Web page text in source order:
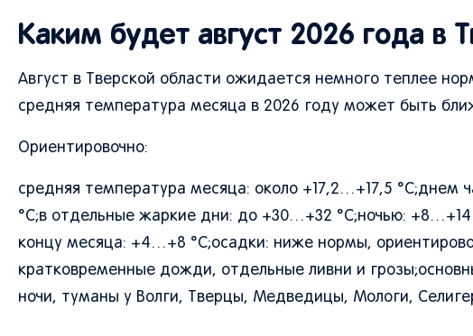
Каким будет август 2026 года в
Август в Тверской области ожидается немного теплее
средняя температура месяца в 2026 году может быть
Ориентировочно:
средняя температура месяца: около +17,2…+17,5
°C;в отдельные жаркие дни: до +30…+32 °C;ночью:
концу месяца: +4…+8 °C;осадки: ниже нормы,
кратковременные дожди, отдельные ливни и
ночи, туманы у Волги, Тверцы, Медведицы, Мологи,